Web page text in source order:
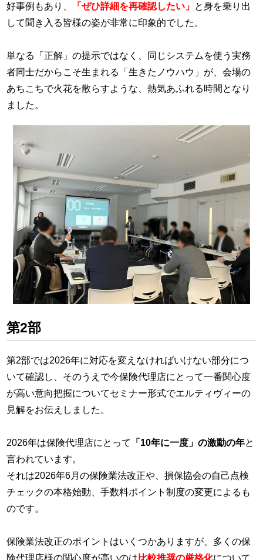
好事例もあり、 「ぜひ詳細を再確認したい」 と身を乗り出
して聞き入る皆様の姿が非常に印象的でした。
単なる「正解」の提示ではなく、同じシステムを使う実務
者同士だからこそ生まれる「生きたノウハウ」が、会場の
あちこちで火花を散らすような、熱気あふれる時間となり
ました。
第2部
第2部では2026年に対応を変えなければいけない部分につ
いて確認し、そのうえで今保険代理店にとって一番関心度
が高い意向把握についてセミナー形式でエルティヴィーの
見解をお伝えしました。
2026年は保険代理店にとって 「10年に一度」の激動の年と
言われています。
それは2026年6月の保険業法改正や、損保協会の自己点検
チェックの本格始動、手数料ポイント制度の変更によるも
のです。
保険業法改正のポイントはいくつかありますが、多くの保
険代理店様の関心度が高いのは 比較推奨の厳格化について